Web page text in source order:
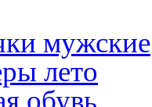
мужские
лето
обувь